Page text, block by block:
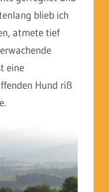
blieb ich
atmete tief
eine
Hund riß